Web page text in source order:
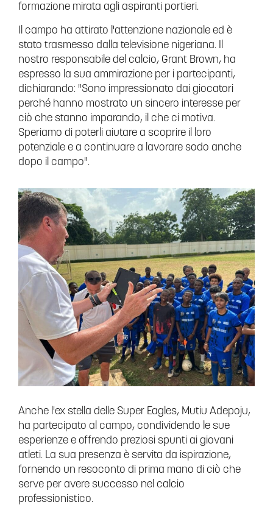
formazione mirata agli aspiranti portieri.
Il campo ha attirato l'attenzione nazionale ed è
stato trasmesso dalla televisione nigeriana. Il
nostro responsabile del calcio, Grant Brown, ha
espresso la sua ammirazione per i partecipanti,
dichiarando: "Sono impressionato dai giocatori
perché hanno mostrato un sincero interesse per
ciò che stanno imparando, il che ci motiva.
Speriamo di poterli aiutare a scoprire il loro
potenziale e a continuare a lavorare sodo anche
dopo il campo".
Anche l'ex stella delle Super Eagles, Mutiu Adepoju,
ha partecipato al campo, condividendo le sue
esperienze e offrendo preziosi spunti ai giovani
atleti. La sua presenza è servita da ispirazione,
fornendo un resoconto di prima mano di ciò che
serve per avere successo nel calcio
professionistico.